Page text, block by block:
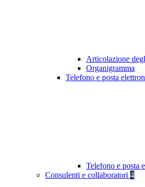
Articolazione
Organigramma
Telefono e posta
Telefono e posta
Consulenti e collaboratori 4